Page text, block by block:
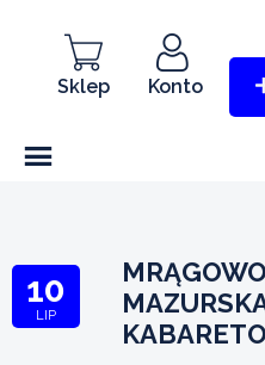
Sklep Konto
10
LIP